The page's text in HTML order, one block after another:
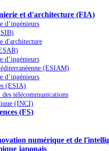
et d'architecture (FIA)
d’ingénieurs
d'architecture
d’ingénieurs
(ESIAM)
d’ingénieurs
(ESIA)
télécommunications
(INCI)
(FS)
numérique et de
japonais